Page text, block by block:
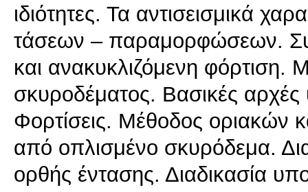
ιδιότητες. Τα αντισεισμικά
τάσεων – παραμορφώσεων.
και ανακυκλιζόμενη
σκυροδέματος. Βασικές
Φορτίσεις. Μέθοδος οριακών
από οπλισμένο σκυρόδεμα.
ορθής έντασης. Διαδικασία